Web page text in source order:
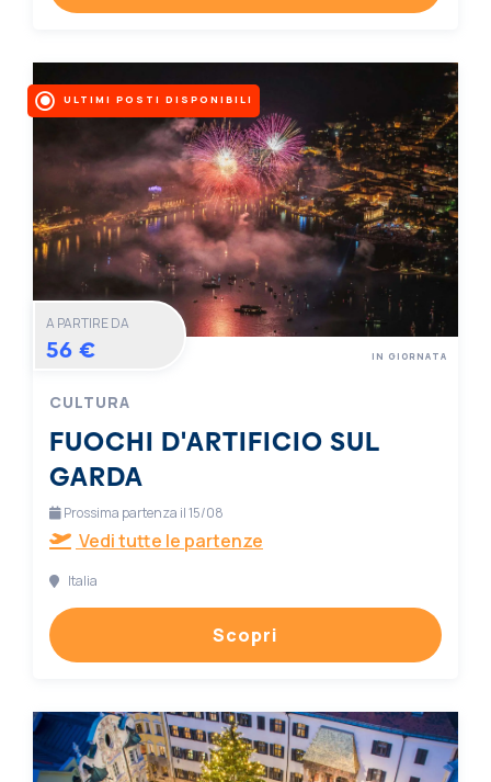
ULTIMI POSTI DISPONIBILI
A PARTIRE DA
56 €
CULTURA
FUOCHI D'ARTIFICIO SUL
GARDA
IN GIORNATA
Prossima partenza il 15/08
Vedi tutte le partenze
Italia
Scopri